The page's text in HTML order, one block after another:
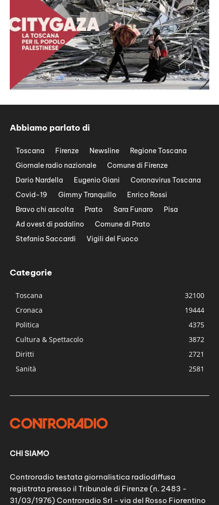
Abbiamo parlato di
Toscana Firenze Newsline
Regione Toscana
Giornale radio nazionale
Comune di Firenze
Dario Nardella
Eugenio Giani
Coronavirus Toscana
Covid-19
Gimmy Tranquillo
Enrico Rossi
Bravo chi ascolta
Prato Sara Funaro
Pisa
Ad ovest di padalino
Comune di Prato
Stefania Saccardi
Vigili del Fuoco
Categorie
Toscana
32100
Cronaca
19444
Politica
4375
Cultura & Spettacolo
3872
Diritti
2721
Sanità
2581
CHI SIAMO
Controradio testata giornalistica radiodiffusa
registrata presso il Tribunale di Firenze (n. 2483 -
31/03/1976) Controradio Srl - via del Rosso Fiorentino